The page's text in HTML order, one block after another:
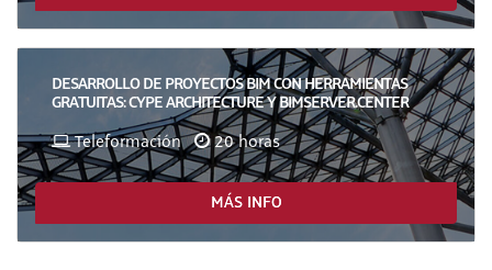
DESARROLLO DE PROYECTOS BIM CON HERRAMIENTAS
GRATUITAS: CYPE ARCHITECTURE Y BIMSERVER.CENTER
Teleformación 20 horas
MÁS INFO